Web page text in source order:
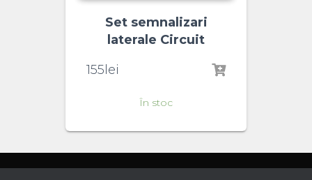
Set semnalizari
laterale Circuit
155 lei
În stoc